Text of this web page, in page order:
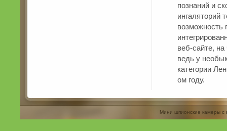
познаний и
ингаляторий
возможность
веб-сайте,
ведь у
категории
ом году.
Мини шпионские камеры с